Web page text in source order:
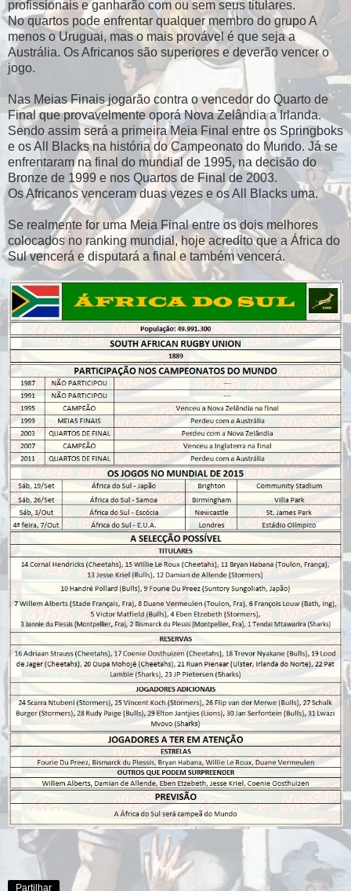
profissionais e ganharão com ou sem seus titulares.
No quartos pode enfrentar qualquer membro do grupo A
menos o Uruguai, mas o mais provável é que seja a
Austrália. Os Africanos são superiores e deverão vencer o
jogo.
Nas Meias Finais jogarão contra o vencedor do Quarto de
Final que provavelmente oporá Nova Zelândia a Irlanda.
Sendo assim será a primeira Meia Final entre os Springboks
e os All Blacks na história do Campeonato do Mundo. Já se
enfrentaram na final do mundial de 1995, na decisão do
Bronze de 1999 e nos Quartos de Final de 2003.
Os Africanos venceram duas vezes e os All Blacks uma.
Se realmente for uma Meia Final entre os dois melhores
colocados no ranking mundial, hoje acredito que a África do
Sul vencerá e disputará a final e também vencerá.
Partilhar